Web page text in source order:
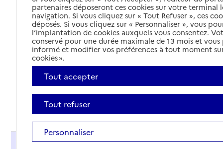
Présentation
partenaires déposeront ces cookies sur votre terminal
navigation. Si vous cliquez sur « Tout Refuser », ces
déposés. Si vous cliquez sur « Personnaliser », vous
l’implantation de cookies auxquels vous consentez.
conservé pour une durée maximale de 13 mois et
informé et modifier vos préférences à tout moment
cookies ».
Tout accepter
Tout refuser
Personnaliser